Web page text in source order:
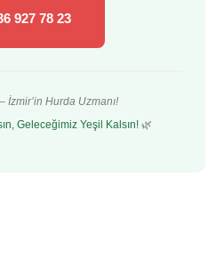
927 78 23
– İzmir’in Hurda Uzmanı!
Geleceğimiz Yeşil Kalsın! 🌿